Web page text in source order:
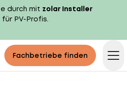
durch mit zolar Installer
für PV-Profis.
Fachbetriebe finden